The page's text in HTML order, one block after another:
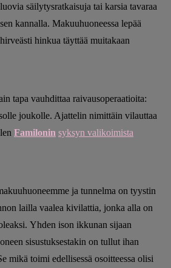
säilytysratkaisuja tai karsia tavaraa
kannalla. Makuuhuoneessa lepää
hinkua täyttää muitakaan
tapa vauhdittaa raivausoperaatioita:
joukolle. Ajattelin nimittäin vilauttaa
Familonin syksyn valikoimista
ja tunnelma on tyystin
lailla vaalea kivilattia, jonka alla on
Yhden ison ikkunan sijaan
sisustuksestakin on tullut ihan
mikä toimi edellisessä osoitteessa olisi